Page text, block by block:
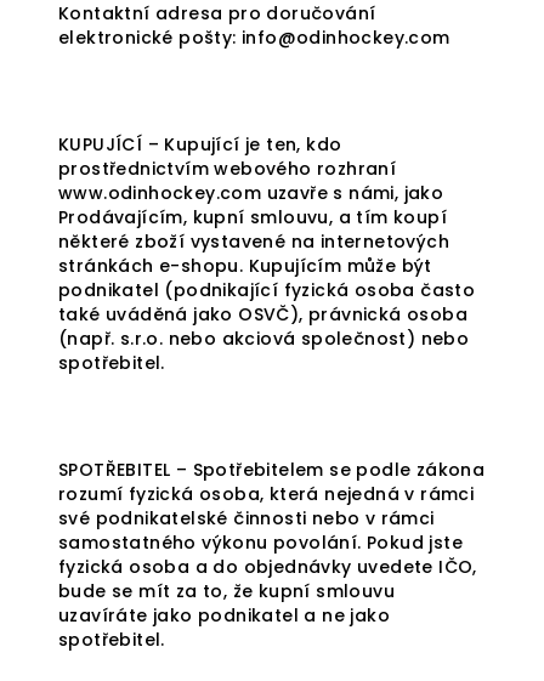
Kontaktní adresa pro doručování
elektronické pošty: info@odinhockey.com
KUPUJÍCÍ – Kupující je ten, kdo
prostřednictvím webového rozhraní
www.odinhockey.com uzavře s námi, jako
Prodávajícím, kupní smlouvu, a tím koupí
některé zboží vystavené na internetových
stránkách e-shopu. Kupujícím může být
podnikatel (podnikající fyzická osoba často
také uváděná jako OSVČ), právnická osoba
(např. s.r.o. nebo akciová společnost) nebo
spotřebitel.
SPOTŘEBITEL – Spotřebitelem se podle zákona
rozumí fyzická osoba, která nejedná v rámci
své podnikatelské činnosti nebo v rámci
samostatného výkonu povolání. Pokud jste
fyzická osoba a do objednávky uvedete IČO,
bude se mít za to, že kupní smlouvu
uzavíráte jako podnikatel a ne jako
spotřebitel.